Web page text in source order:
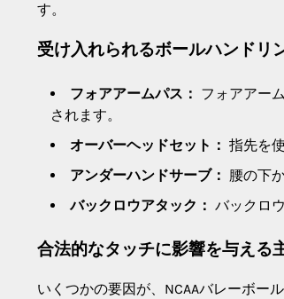
す。
受け入れられるボールハンドリ
フォアアームパス： フォアアー
されます。
オーバーヘッドセット： 指先を
アンダーハンドサーブ： 腰の下
バックロウアタック： バックロ
合法的なタッチに影響を与える
いくつかの要因が、NCAAバレーボー